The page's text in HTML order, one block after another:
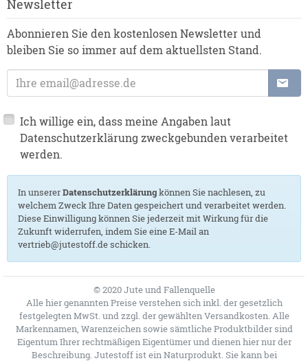
Newsletter
Abonnieren Sie den kostenlosen Newsletter und
bleiben Sie so immer auf dem aktuellsten Stand.
E-Mailadresse
Ich willige ein, dass meine Angaben laut
Datenschutzerklärung zweckgebunden verarbeitet
werden.
In unsererDatenschutzerklärungkönnen Sie nachlesen, zu
welchem Zweck Ihre Daten gespeichert und verarbeitet werden.
Diese Einwilligung können Sie jederzeit mit Wirkung für die
Zukunft widerrufen, indem Sie eine E-Mail an
vertrieb@jutestoff.de schicken.
© 2020 Jute und Fallenquelle
Alle hier genannten Preise verstehen sich inkl. der gesetzlich
festgelegten MwSt. und zzgl. der gewählten Versandkosten. Alle
Markennamen, Warenzeichen sowie sämtliche Produktbilder sind
Eigentum Ihrer rechtmäßigen Eigentümer und dienen hier nur der
Beschreibung. Jutestoff ist ein Naturprodukt. Sie kann bei